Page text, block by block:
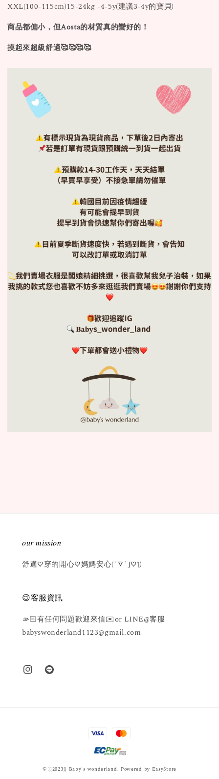
XXL(100-115cm)15-24kg -4-5y(建議3-4y的寶貝)
商品都偏小，但Aosta的材質真的蠻好的！
摸起來超級舒適🥰🥰🥰🥰
𝑜𝑢𝑟 𝑚𝑖𝑠𝑠𝑖𝑜𝑛
舒適♡穿的開心♡媽媽安心(´▽`ʃ♡ƪ)
😉客服資訊
🫴🏻有任何問題歡迎來信✉️or LINE@客服
babyswonderland1123@gmail.com
© {{2023}} Baby’s wonderland. Powered by EasyStore